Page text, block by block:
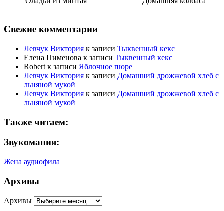
Свежие комментарии
Левчук Виктория к записи Тыквенный кекс
Елена Пименова к записи Тыквенный кекс
Robert к записи Яблочное пюре
Левчук Виктория к записи Домашний дрожжевой хлеб с
льняной мукой
Левчук Виктория к записи Домашний дрожжевой хлеб с
льняной мукой
Также читаем:
Звукомания:
Жена аудиофила
Архивы
Архивы